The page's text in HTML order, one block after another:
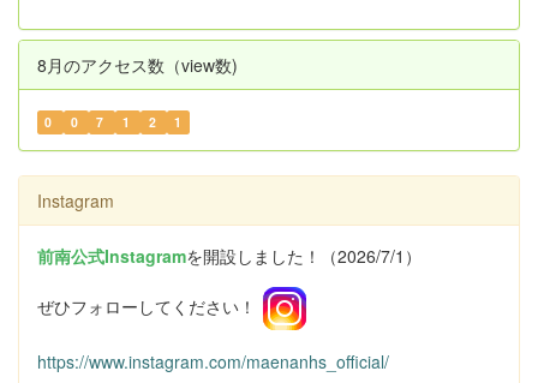
8月のアクセス数（view数)
0 0 7 1 2 1
Instagram
前南公式Instagramを開設しました！（2026/7/1）
ぜひフォローしてください！
https://www.instagram.com/maenanhs_official/